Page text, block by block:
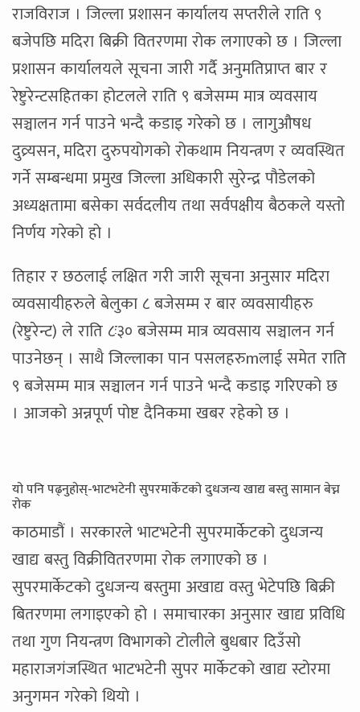
राजविराज । जिल्ला प्रशासन कार्यालय सप्तरीले राति ९
बजेपछि मदिरा बिक्री वितरणमा रोक लगाएको छ । जिल्ला
प्रशासन कार्यालयले सूचना जारी गर्दै अनुमतिप्राप्त बार र
रेष्टुरेन्टसहितका होटलले राति ९ बजेसम्म मात्र व्यवसाय
सञ्चालन गर्न पाउने भन्दै कडाइ गरेको छ । लागुऔषध
दुव्र्यसन, मदिरा दुरुपयोगको रोकथाम नियन्त्रण र व्यवस्थित
गर्ने सम्बन्धमा प्रमुख जिल्ला अधिकारी सुरेन्द्र पौडेलको
अध्यक्षतामा बसेका सर्वदलीय तथा सर्वपक्षीय बैठकले यस्तो
निर्णय गरेको हो ।
तिहार र छठलाई लक्षित गरी जारी सूचना अनुसार मदिरा
व्यवसायीहरुले बेलुका ८ बजेसम्म र बार व्यवसायीहरु
(रेष्टुरेन्ट) ले राति ८ः३० बजेसम्म मात्र व्यवसाय सञ्चालन गर्न
पाउनेछन् । साथै जिल्लाका पान पसलहरुmलाई समेत राति
९ बजेसम्म मात्र सञ्चालन गर्न पाउने भन्दै कडाइ गरिएको छ
। आजको अन्नपूर्ण पोष्ट दैनिकमा खबर रहेकाे छ ।
यो पनि पढ्नुहोस्-भाटभटेनी सुपरमार्केटको दुधजन्य खाद्य बस्तु सामान बेच्न
रोक
काठमाडौं । सरकारले भाटभटेनी सुपरमार्केटको दुधजन्य
खाद्य बस्तु विक्रीवितरणमा रोक लगाएको छ ।
सुपरमार्केटको दुधजन्य बस्तुमा अखाद्य वस्तु भेटेपछि बिक्री
बितरणमा लगाइएको हो । समाचारका अनुसार खाद्य प्रविधि
तथा गुण नियन्त्रण विभागको टोलीले बुधबार दिउँसो
महाराजगंजस्थित भाटभटेनी सुपर मार्केटको खाद्य स्टोरमा
अनुगमन गरेको थियो ।